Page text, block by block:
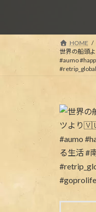
HOME
世界の船頭
#aumo